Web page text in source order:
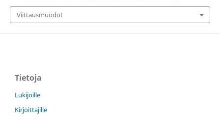
Viittausmuodot
Tietoja
Lukijoille
Kirjoittajille